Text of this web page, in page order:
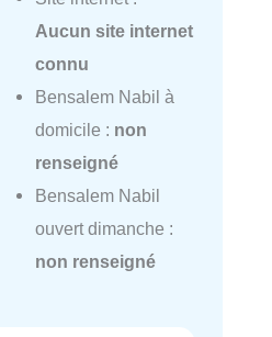
Aucun site internet
connu
Bensalem Nabil à
domicile : non
renseigné
Bensalem Nabil
ouvert dimanche :
non renseigné